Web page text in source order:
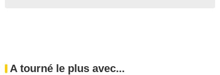
A tourné le plus avec...